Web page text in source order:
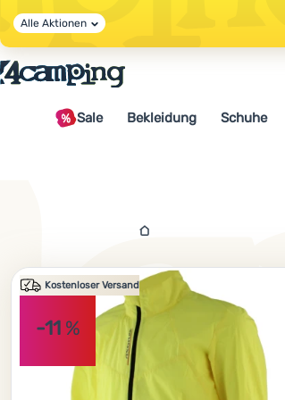
Alle Aktionen
Sale Bekleidung Schuhe
FotoKostenloser Versand
-11%